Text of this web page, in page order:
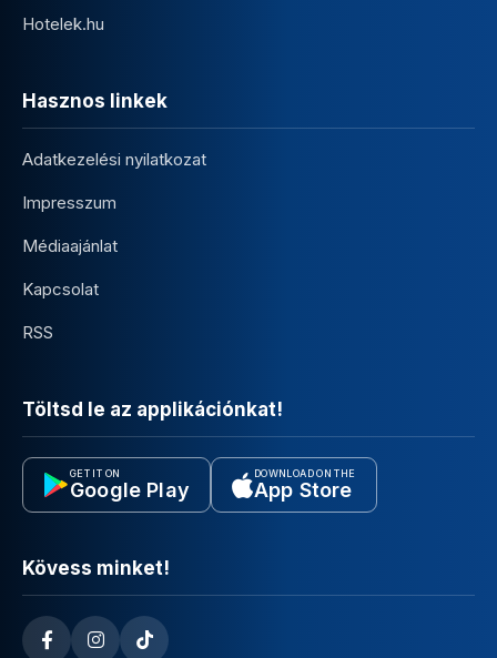
Hotelek.hu
Hasznos linkek
Adatkezelési nyilatkozat
Impresszum
Médiaajánlat
Kapcsolat
RSS
Töltsd le az applikációnkat!
GET IT ON
Google Play
DOWNLOAD ON THE
App Store
Kövess minket!